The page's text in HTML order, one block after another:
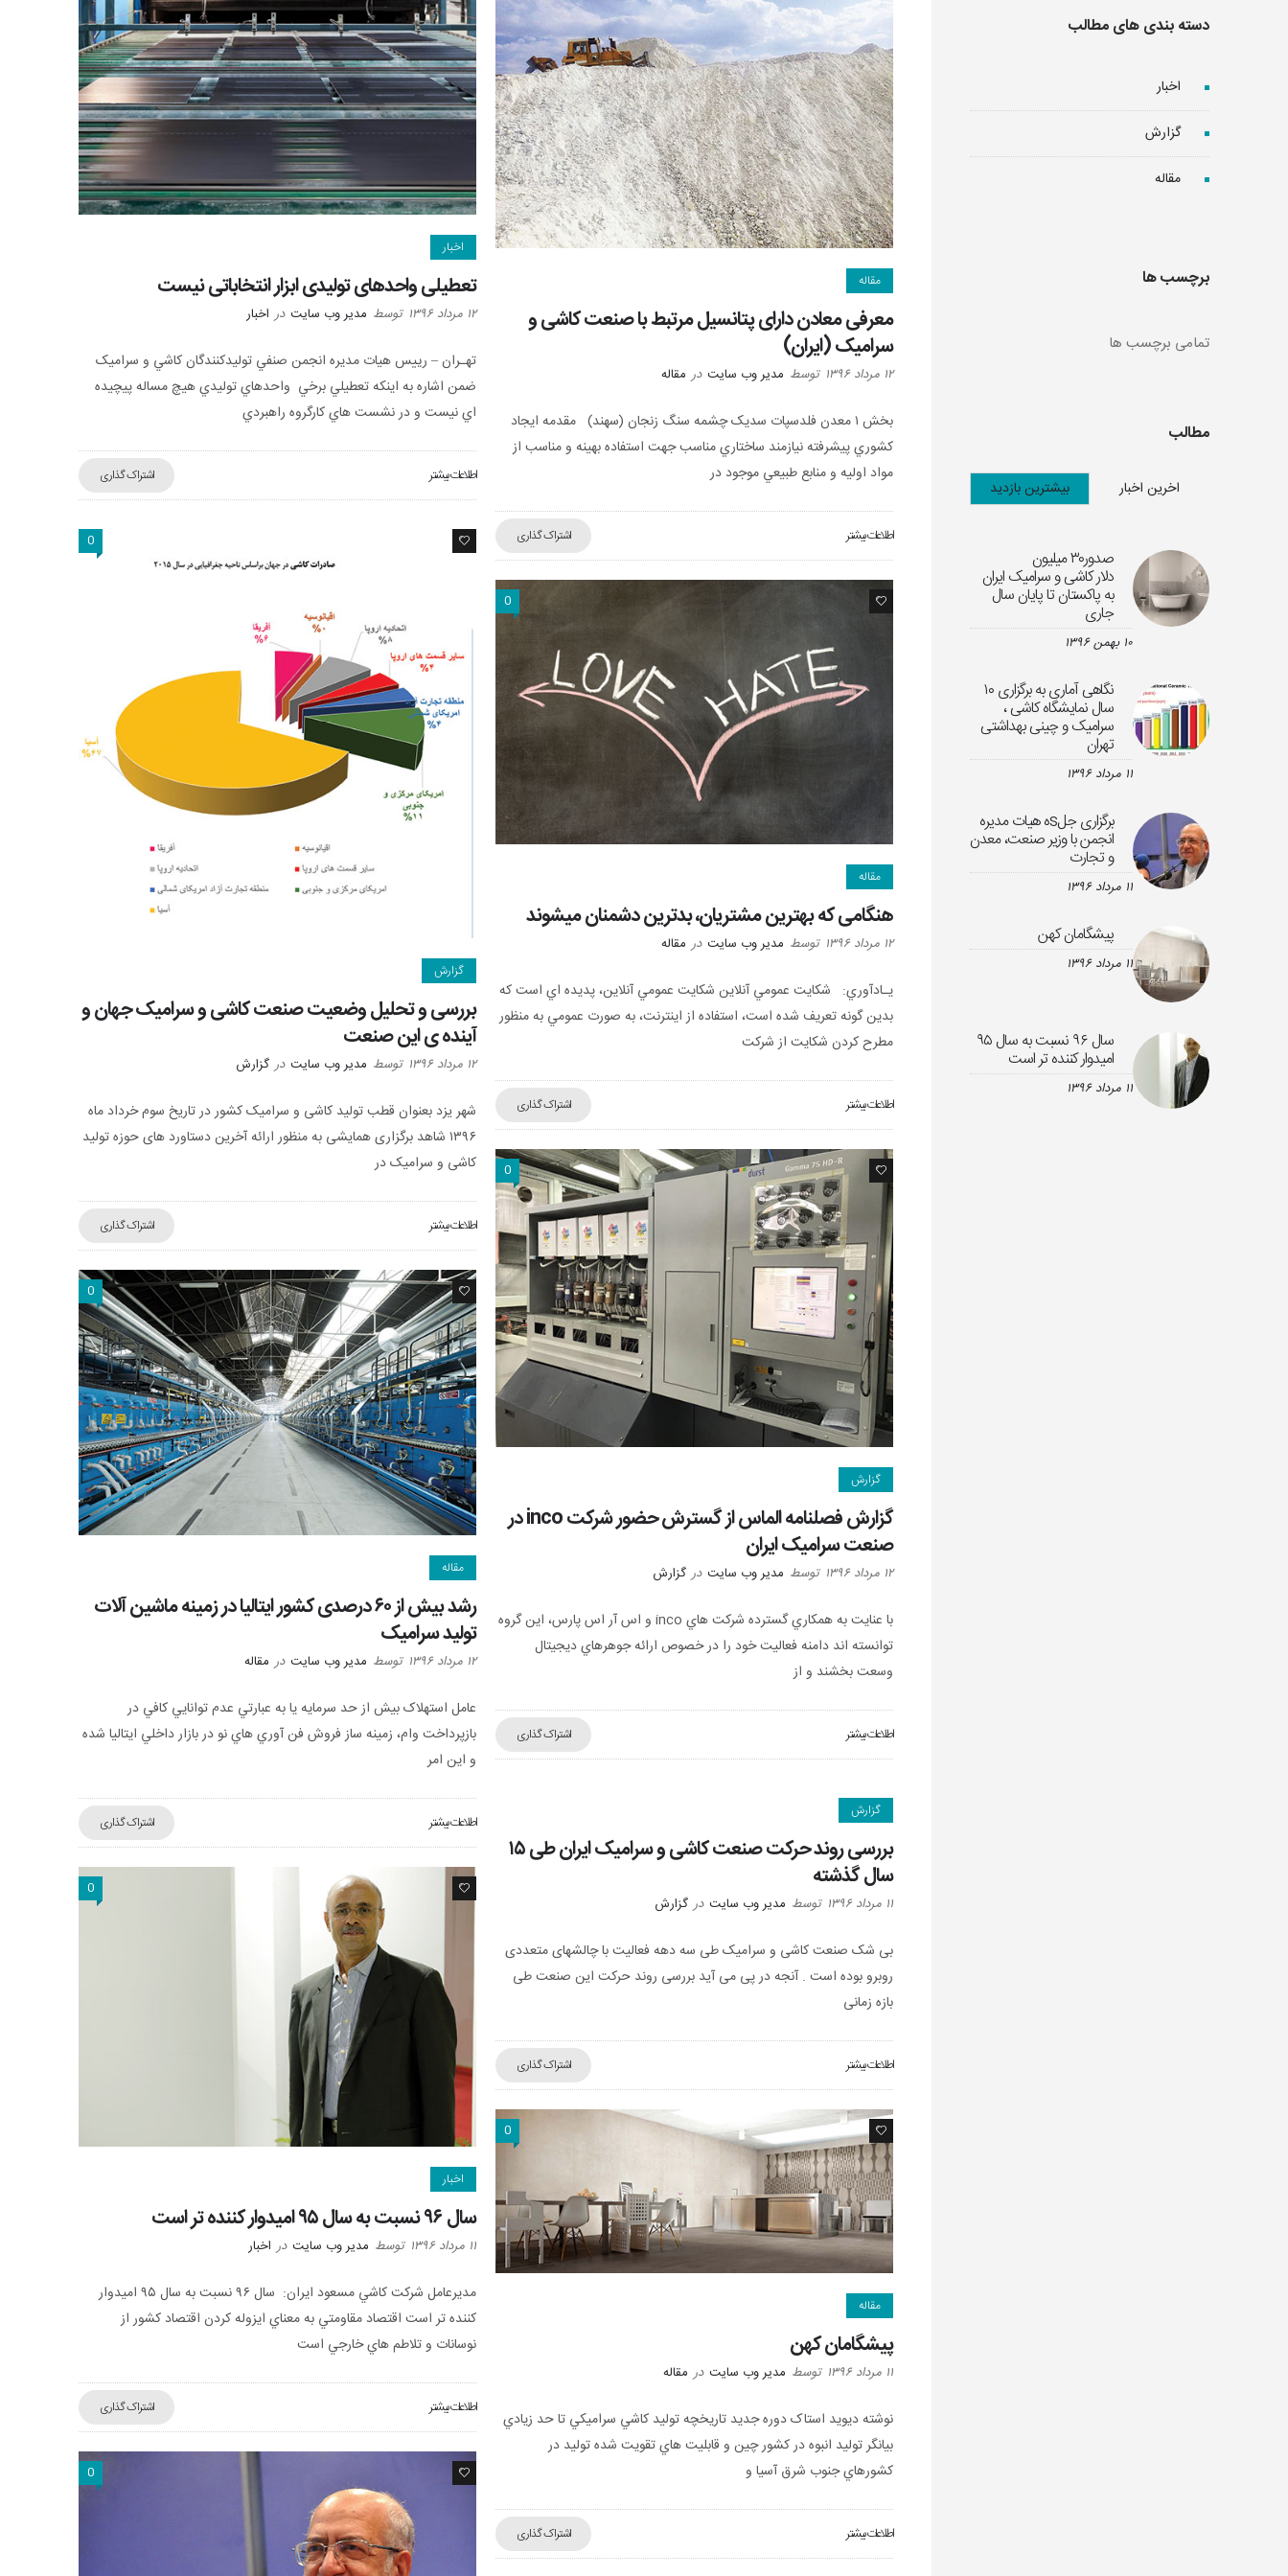
اخبار
تعطیلی واحدهای تولیدی ابزار انتخاباتی نیست
۱۲ مرداد ۱۳۹۶ توسط مدیر وب سایت در اخبار
تهـران – رييس هيات مديره انجمن صنفي توليدکنندگان کاشي و سراميک
ضمن اشاره به اينکه تعطيلي برخي واحدهاي توليدي هيچ مساله پيچيده
اي نيست و در نشست هاي کارگروه راهبردي
اطلاعات بیشتر اشتراک گذاری
مقاله
معرفی معادن دارای پتانسیل مرتبط با صنعت کاشی و
سرامیک (ایران)
۱۲ مرداد ۱۳۹۶ توسط مدیر وب سایت در مقاله
بخش ۱ معدن فلدسپات سديک چشمه سنگ زنجان (سهند) مقدمه ايجاد
کشوري پيشرفته نيازمند ساختاري مناسب جهت استفاده بهينه و مناسب از
مواد اوليه و منابع طبيعي موجود در
اطلاعات بیشتر اشتراک گذاری 0 2
گزارش
بررسی و تحلیل وضعیت صنعت کاشی و سرامیک جهان و
آینده ی این صنعت
۱۲ مرداد ۱۳۹۶ توسط مدیر وب سایت در گزارش
شهر یزد بعنوان قطب تولید کاشی و سرامیک کشور در تاریخ سوم خرداد ماه
۱۳۹۶ شاهد برگزاری همایشی به منظور ارائه آخرین دستاورد های حوزه تولید
کاشی و سرامیک در
اطلاعات بیشتر اشتراک گذاری
0 0
مقاله
هنگامی که بهترین مشتریان، بدترین دشمنان میشوند
۱۲ مرداد ۱۳۹۶ توسط مدیر وب سایت در مقاله
يـادآوري: شکايت عمومي آنلاين شکايت عمومي آنلاين، پديده اي است که
بدين گونه تعريف شده است، استفاده از اينترنت، به صورت عمومي به منظور
مطرح کردن شکايت از شرکت
اطلاعات بیشتر اشتراک گذاری
0 0
گزارش
گزارش فصلنامه الماس از گسترش حضور شرکت inco در
صنعت سرامیک ایران
۱۲ مرداد ۱۳۹۶ توسط مدیر وب سایت در گزارش
با عنايت به همکاري گسترده شرکت هاي inco و اس آر اس پارس، اين گروه
توانسته اند دامنه فعاليت خود را در خصوص ارائه جوهرهاي ديجيتال
وسعت بخشند و از
اطلاعات بیشتر اشتراک گذاری
0 0
مقاله
رشد بیش از ۶۰ درصدی کشور ایتالیا در زمینه ماشین آلات
تولید سرامیک
۱۲ مرداد ۱۳۹۶ توسط مدیر وب سایت در مقاله
عامل استهلاک بيش از حد سرمايه يا به عبارتي عدم توانايي کافي در
بازپرداخت وام، زمينه ساز فروش فن آوري هاي نو در بازار داخلي ايتاليا شده
و اين امر
اطلاعات بیشتر اشتراک گذاری
گزارش
بررسی روند حرکت صنعت کاشی و سرامیک ایران طی ۱۵
سال گذشته
۱۱ مرداد ۱۳۹۶ توسط مدیر وب سایت در گزارش
بی شک صنعت کاشی و سرامیک طی سه دهه فعالیت با چالشهای متعددی
روبرو بوده است . آنجه در پی می آید بررسی روند حرکت این صنعت طی
بازه زمانی
اطلاعات بیشتر اشتراک گذاری
0 0
اخبار
سال ۹۶ نسبت به سال ۹۵ امیدوار کننده تر است
۱۱ مرداد ۱۳۹۶ توسط مدیر وب سایت در اخبار
مديرعامل شركت كاشي مسعود ايران: سال ۹۶ نسبت به سال ۹۵ امیدوار
کننده تر است اقتصاد مقاومتي به معناي ايزوله کردن اقتصاد کشور از
نوسانات و تلاطم هاي خارجي است
اطلاعات بیشتر اشتراک گذاری
0 0
مقاله
پیشگامان کهن
۱۱ مرداد ۱۳۹۶ توسط مدیر وب سایت در مقاله
نوشته ديويد استاک دوره جديد تاريخچه توليد کاشي سراميکي تا حد زيادي
بيانگر توليد انبوه در کشور چين و قابليت هاي تقويت شده توليد در
کشورهاي جنوب شرق آسيا و
اطلاعات بیشتر اشتراک گذاری
0 0
دسته بندی های مطالب
اخبار
گزارش
مقاله
برچسب ها
تمامی برچسب ها
مطالب
اخرین اخبار بیشترین بازدید
صدور۳۰ میلیون
دلار کاشی و سرامیک ایران
به پاکستان تا پایان سال
جاری
۱۰ بهمن ۱۳۹۶
نگاهی آماری به برگزاری ۱۰
سال نمایشگاه کاشی ،
سرامیک و چینی بهداشتی
تهران
۱۱ مرداد ۱۳۹۶
برگزاری جلsه هیات مدیره
انجمن با وزیر صنعت، معدن
و تجارت
۱۱ مرداد ۱۳۹۶
پیشگامان کهن
۱۱ مرداد ۱۳۹۶
سال ۹۶ نسبت به سال ۹۵
امیدوار کننده تر است
۱۱ مرداد ۱۳۹۶